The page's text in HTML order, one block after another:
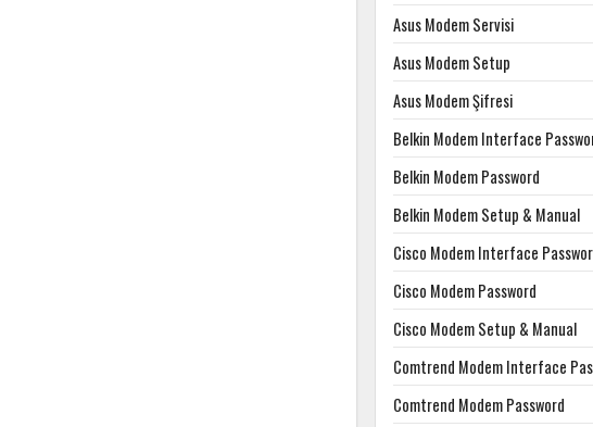
Asus Modem Servisi
Asus Modem Setup
Asus Modem Şifresi
Belkin Modem Interface
Belkin Modem Password
Belkin Modem Setup & Manual
Cisco Modem Interface
Cisco Modem Password
Cisco Modem Setup & Manual
Comtrend Modem Interface
Comtrend Modem Password